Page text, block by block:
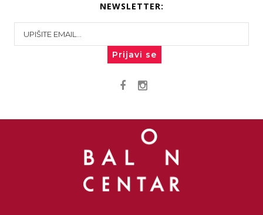
NEWSLETTER:
Prijavi se